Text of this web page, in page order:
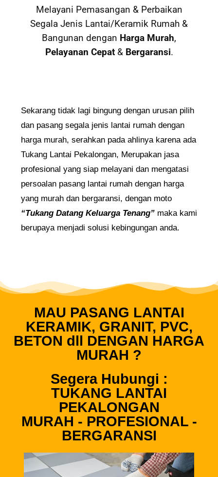
Melayani Pemasangan & Perbaikan
Segala Jenis Lantai/Keramik Rumah &
Bangunan dengan Harga Murah,
Pelayanan Cepat& Bergaransi.
Sekarang tidak lagi bingung dengan urusan pilih
dan pasang segala jenis lantai rumah dengan
harga murah, serahkan pada ahlinya karena ada
Tukang Lantai Pekalongan, Merupakan jasa
profesional yang siap melayani dan mengatasi
persoalan pasang lantai rumah dengan harga
yang murah dan bergaransi, dengan moto
“Tukang Datang Keluarga Tenang” maka kami
berupaya menjadi solusi kebingungan anda.
MAU PASANG LANTAI
KERAMIK, GRANIT, PVC,
BETON dll DENGAN HARGA
MURAH ?
Segera Hubungi :
TUKANG LANTAI
PEKALONGAN
MURAH - PROFESIONAL -
BERGARANSI